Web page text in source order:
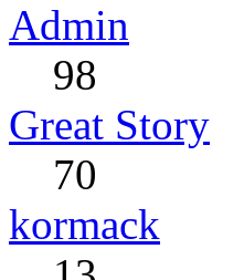
Admin
98
Great Story
70
kormack